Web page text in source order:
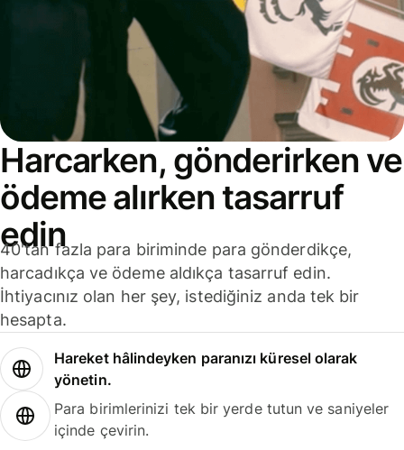
Harcarken, gönderirken ve
ödeme alırken tasarruf
edin
40'tan fazla para biriminde para gönderdikçe,
harcadıkça ve ödeme aldıkça tasarruf edin.
İhtiyacınız olan her şey, istediğiniz anda tek bir
hesapta.
Hareket hâlindeyken paranızı küresel olarak
yönetin.
Para birimlerinizi tek bir yerde tutun ve saniyeler
içinde çevirin.